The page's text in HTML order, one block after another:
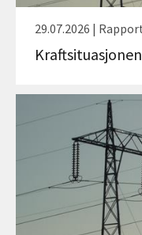
29.07.2026 |